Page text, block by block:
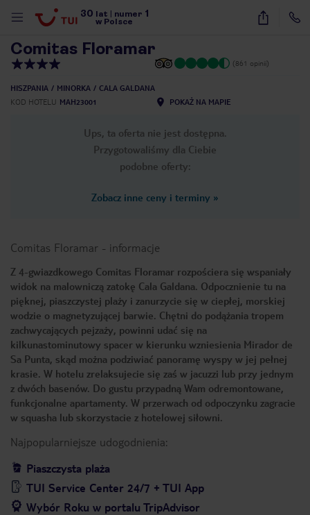
30 lat numer 1
w Polsce
27
Comitas Floramar
(861 opinii)
HISZPANIA MINORKA
CALA GALDANA
KOD HOTELU MAH23001 POKAŻ NA MAPIE
Ups, ta oferta nie jest dostępna.
Przygotowaliśmy dla Ciebie
podobne oferty:
Zobacz inne ceny i terminy »
Comitas Floramar - informacje
Z 4-gwiazdkowego Comitas Floramar rozpościera się wspaniały
widok na malowniczą zatokę Cala Galdana. Odpocznienie tu na
pięknej, piaszczystej plaży i zanurzycie się w ciepłej, morskiej
wodzie o magnetyzującej barwie. Chętni do podążania tropem
zachwycających pejzaży, powinni udać się na
kilkunastominutowy spacer w kierunku wzniesienia Mirador de
Sa Punta, skąd można podziwiać panoramę wyspy w jej pełnej
krasie. W hotelu zrelaksujecie się zaś w jacuzzi lub przy jednym
z dwóch basenów. Do gustu przypadną Wam odremontowane,
funkcjonalne apartamenty. W przerwach od odpoczynku zagracie
w squasha lub skorzystacie z hotelowej siłowni.
Najpopularniejsze udogodnienia:
Piaszczysta plaża
TUI Service Center 24/7 + TUI App
Wybór Roku w portalu TripAdvisor